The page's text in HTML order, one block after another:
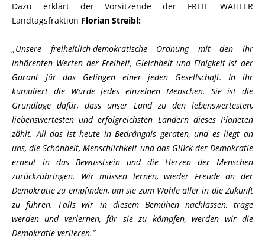
Dazu erklärt der Vorsitzende der FREIE WÄHLER
Landtagsfraktion Florian Streibl:
Unsere freiheitlich-demokratische Ordnung mit den ihr
inhärenten Werten der Freiheit, Gleichheit und Einigkeit ist der
Garant für das Gelingen einer jeden Gesellschaft. In ihr
kumuliert die Würde jedes einzelnen Menschen. Sie ist die
Grundlage dafür, dass unser Land zu den lebenswertesten,
liebenswertesten und erfolgreichsten Ländern dieses Planeten
zählt. All das ist heute in Bedrängnis geraten, und es liegt an
uns, die Schönheit, Menschlichkeit und das Glück der Demokratie
erneut in das Bewusstsein und die Herzen der Menschen
zurückzubringen. Wir müssen lernen, wieder Freude an der
Demokratie zu empfinden, um sie zum Wohle aller in die Zukunft
zu führen. Falls wir in diesem Bemühen nachlassen, träge
werden und verlernen, für sie zu kämpfen, werden wir die
Demokratie verlieren.“